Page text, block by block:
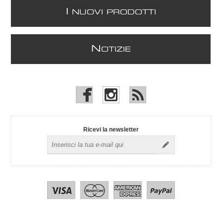
NUOVI PRODOTTI
N OTIZIE
Ricevi la newsletter